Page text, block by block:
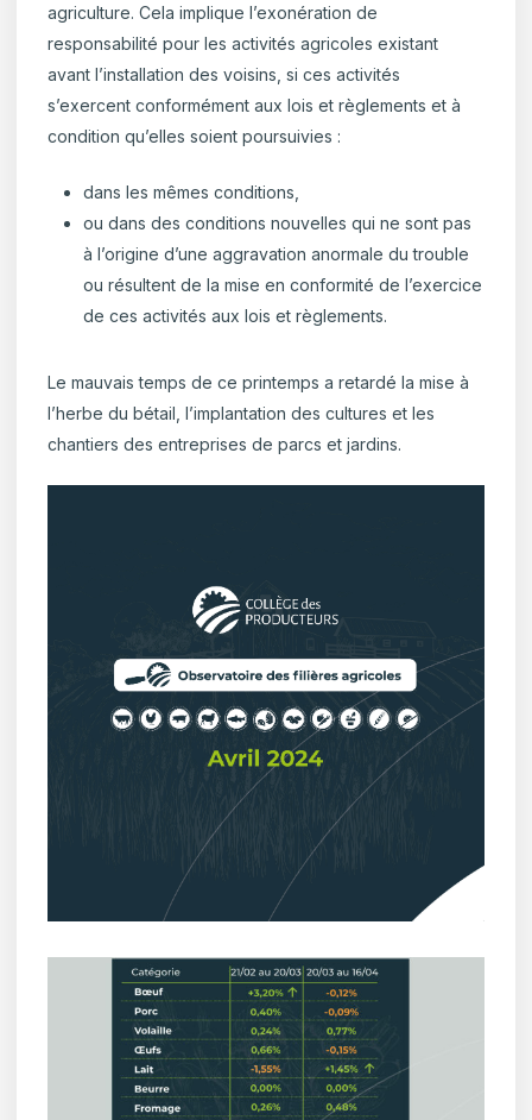
agriculture. Cela implique l’exonération de
responsabilité pour les activités agricoles existant
avant l’installation des voisins, si ces activités
s’exercent conformément aux lois et règlements et à
condition qu’elles soient poursuivies :
dans les mêmes conditions,
ou dans des conditions nouvelles qui ne sont pas
à l’origine d’une aggravation anormale du trouble
ou résultent de la mise en conformité de l’exercice
de ces activités aux lois et règlements.
Le mauvais temps de ce printemps a retardé la mise à
l’herbe du bétail, l’implantation des cultures et les
chantiers des entreprises de parcs et jardins.